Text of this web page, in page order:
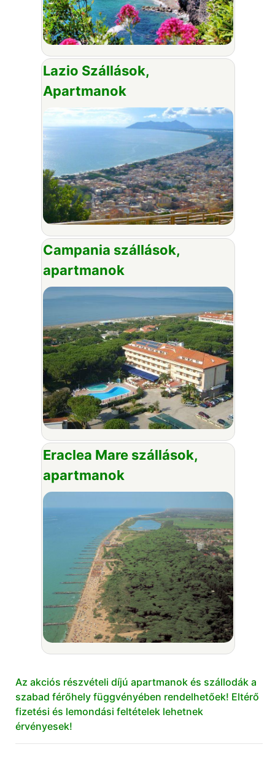
Lazio Szállások,
Apartmanok
Campania szállások,
apartmanok
Eraclea Mare szállások,
apartmanok
Az akciós részvételi díjú apartmanok és szállodák a
szabad férőhely függvényében rendelhetőek! Eltérő
fizetési és lemondási feltételek lehetnek
érvényesek!